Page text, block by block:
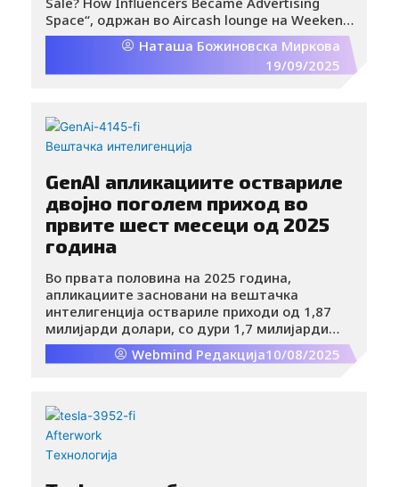
Space“, одржан во Aircash lounge на Weekend
Media Festival во Ровињ, ја отвори токму оваа
дилема пред публиката. На дискусијата
учествуваа: Дарио Марчак, основач на Crew;
Algebra Bernays; Кристина Готовац,
комуникациски менаџер; и Барбара Толич
Аушиќ, директорка за комуникации во HURA,
IAB Croatia & Dani komunikacija.
Наташа Божиновска Миркова
19/09/2025
Вештачка интелигенција
GenAI апликациите оствариле
двојно поголем приход во
првите шест месеци од 2025
година
Во првата половина на 2025 година,
апликациите засновани на вештачка
интелигенција оствариле приходи од 1,87
милијарди долари, со дури 1,7 милијарди
преземања. Ова не само што ја потврдува
нивната сè поголема популарност, туку и
Webmind Редакција10/08/2025
Afterwork
Tехнологија